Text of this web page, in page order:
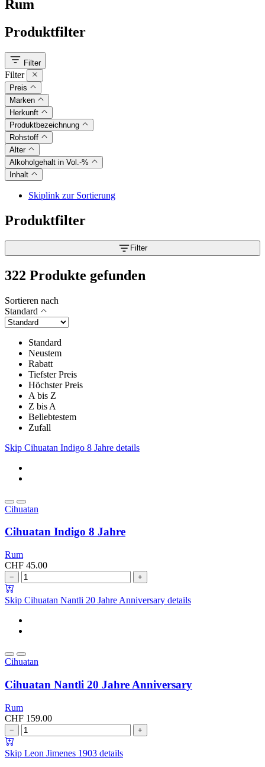
Rum
Produktfilter
Filter
Filter
Preis
Marken
Herkunft
Produktbezeichnung
Rohstoff
Alter
Alkoholgehalt in Vol.-%
Inhalt
Skiplink zur Sortierung
Produktfilter
Filter
322 Produkte gefunden
Sortieren nach
Standard
Standard
Neustem
Rabatt
Tiefster Preis
Höchster Preis
A bis Z
Z bis A
Beliebtestem
Zufall
Skip Cihuatan Indigo 8 Jahre details
Cihuatan
Cihuatan Indigo 8 Jahre
Rum
CHF 45.00
− +
Skip Cihuatan Nantli 20 Jahre Anniversary details
Cihuatan
Cihuatan Nantli 20 Jahre Anniversary
Rum
CHF 159.00
− +
Skip Leon Jimenes 1903 details